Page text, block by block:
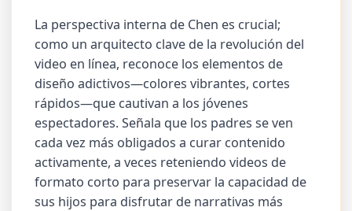
La perspectiva interna de Chen es crucial;
como un arquitecto clave de la revolución del
video en línea, reconoce los elementos de
diseño adictivos—colores vibrantes, cortes
rápidos—que cautivan a los jóvenes
espectadores. Señala que los padres se ven
cada vez más obligados a curar contenido
activamente, a veces reteniendo videos de
formato corto para preservar la capacidad de
sus hijos para disfrutar de narrativas más